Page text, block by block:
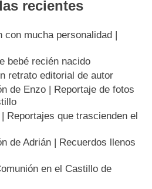
recientes
mucha personalidad |
bebé recién nacido
retrato editorial de autor
de Enzo | Reportaje de fotos
Reportajes que trascienden el
de Adrián | Recuerdos llenos
en el Castillo de